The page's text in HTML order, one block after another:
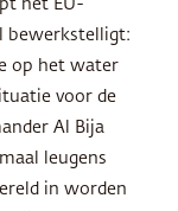
het EU-
bewerkstelligt:
op het water
voor de
Al Bija
leugens
in worden